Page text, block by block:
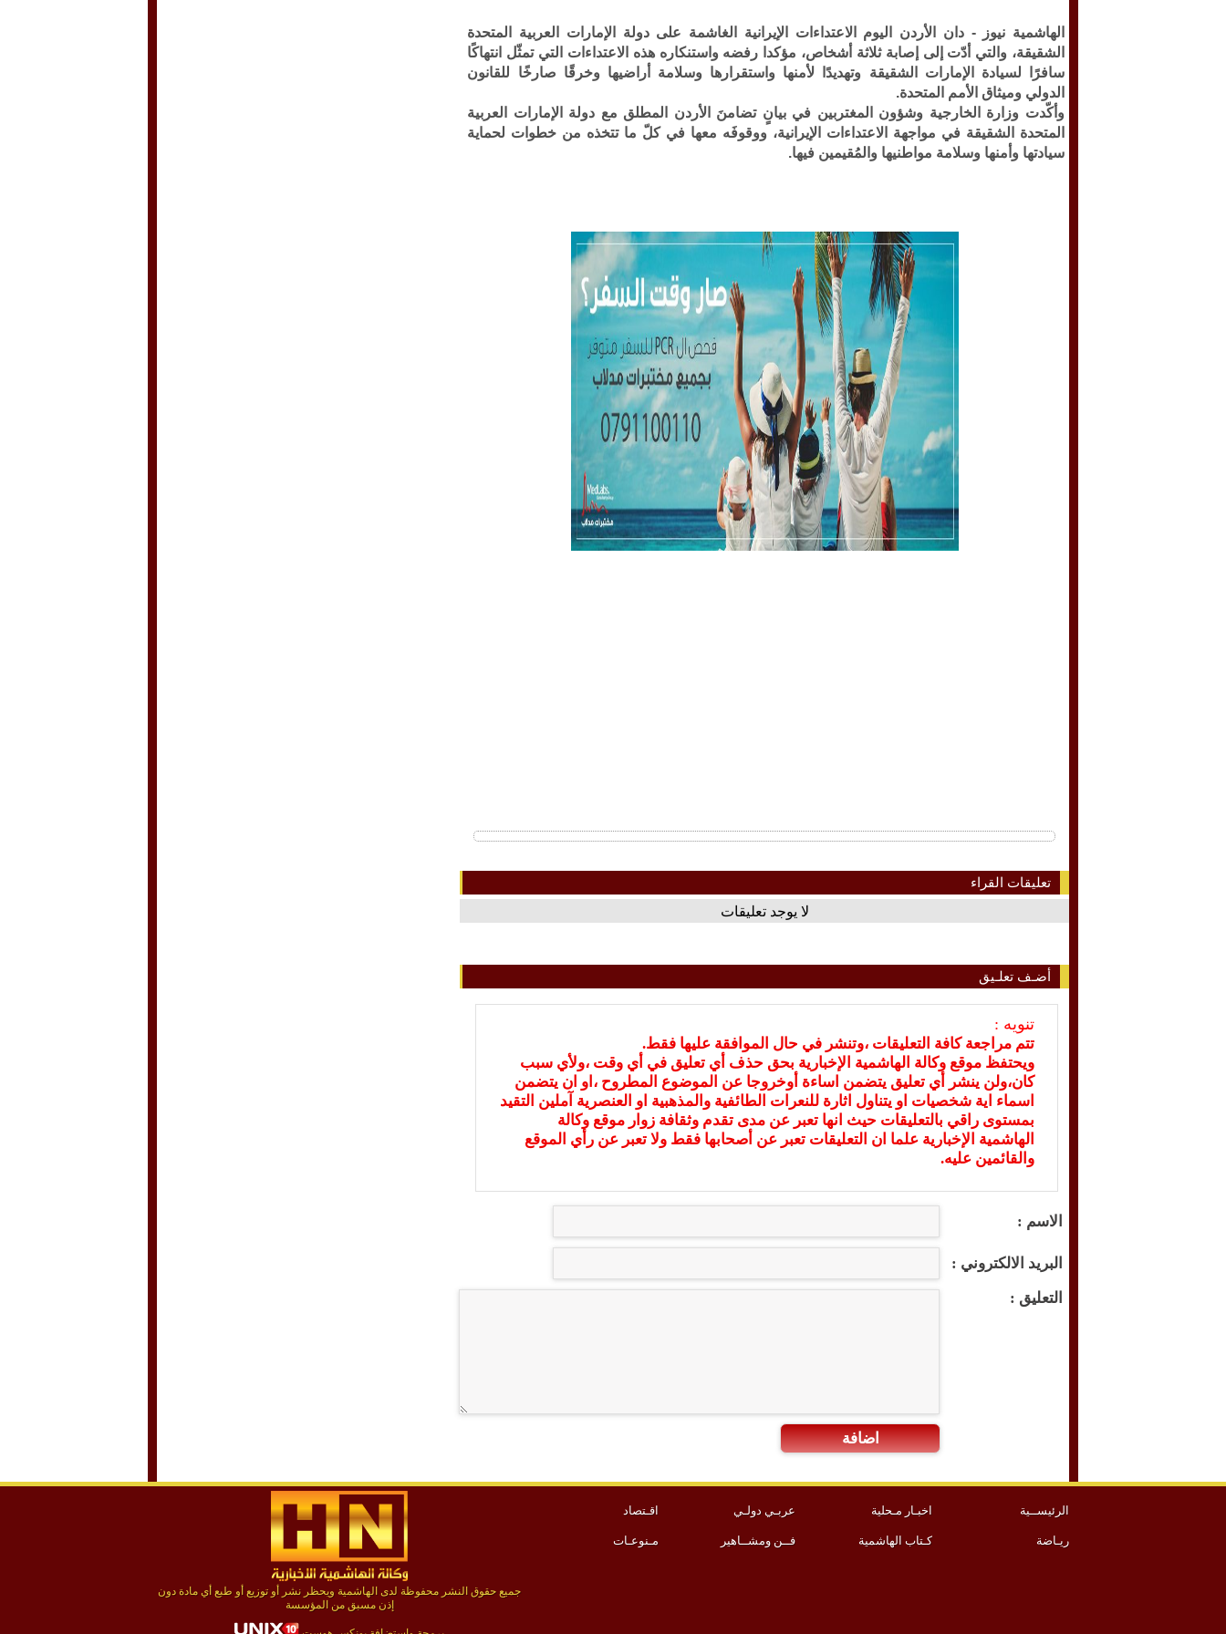
الهاشمية نيوز -دان الأردن اليوم الاعتداءات الإيرانية الغاشمة على دولة الإمارات العربية المتحدة
الشقيقة، والتي أدّت إلى إصابة ثلاثة أشخاص، مؤكدا رفضه واستنكاره هذه الاعتداءات التي تمثّل انتهاكًا
سافرًا لسيادة الإمارات الشقيقة وتهديدًا لأمنها واستقرارها وسلامة أراضيها وخرقًا صارخًا للقانون
الدولي وميثاق الأمم المتحدة.
وأكّدت وزارة الخارجية وشؤون المغتربين في بيانٍ تضامنَ الأردن المطلق مع دولة الإمارات العربية
المتحدة الشقيقة في مواجهة الاعتداءات الإيرانية، ووقوفَه معها في كلّ ما تتخذه من خطوات لحماية
سيادتها وأمنها وسلامة مواطنيها والمُقيمين فيها.
تعليقات القراء
لا يوجد تعليقات
أضـف تعلـيق
تنويه :
تتم مراجعة كافة التعليقات ،وتنشر في حال الموافقة عليها فقط.
ويحتفظ موقع وكالة الهاشمية الإخبارية بحق حذف أي تعليق في أي وقت ،ولأي سبب
كان،ولن ينشر أي تعليق يتضمن اساءة أوخروجا عن الموضوع المطروح ،او ان يتضمن
اسماء اية شخصيات او يتناول اثارة للنعرات الطائفية والمذهبية او العنصرية آملين التقيد
بمستوى راقي بالتعليقات حيث انها تعبر عن مدى تقدم وثقافة زوار موقع وكالة
الهاشمية الإخبارية علما ان التعليقات تعبر عن أصحابها فقط ولا تعبر عن رأي الموقع
والقائمين عليه.
الاسم :
البريد الالكتروني :
التعليق :
اضافة
الرئيســية اخبـار مـحلية عربـي دولـي اقـتصاد
ريـاضة كـتاب الهاشمية فــن ومشــاهير مـنوعـات
جميع حقوق النشر محفوظة لدى الهاشمية ويحظر نشر أو توزيع أو طبع أي مادة دون
إذن مسبق من المؤسسة